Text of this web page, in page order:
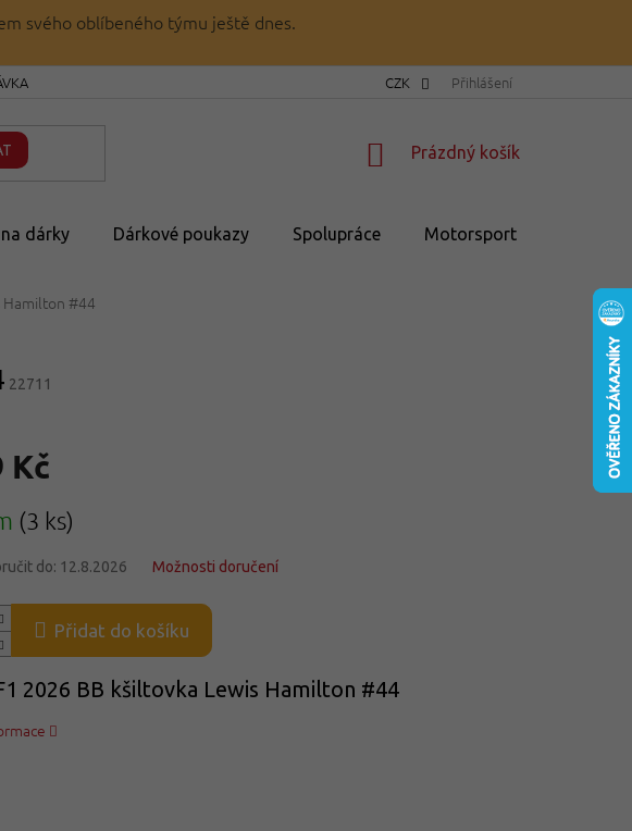
svého oblíbeného týmu ještě dnes.
CZK Přihlášení
NÁKUPNÍ
Prázdný košík
dárky Dárkové poukazy Spolupráce Motorsport
Hamilton #44
22711
Kč
(3 ks)
do: 12.8.2026 Možnosti doručení
Přidat do košíku
2026 BB kšiltovka Lewis Hamilton #44